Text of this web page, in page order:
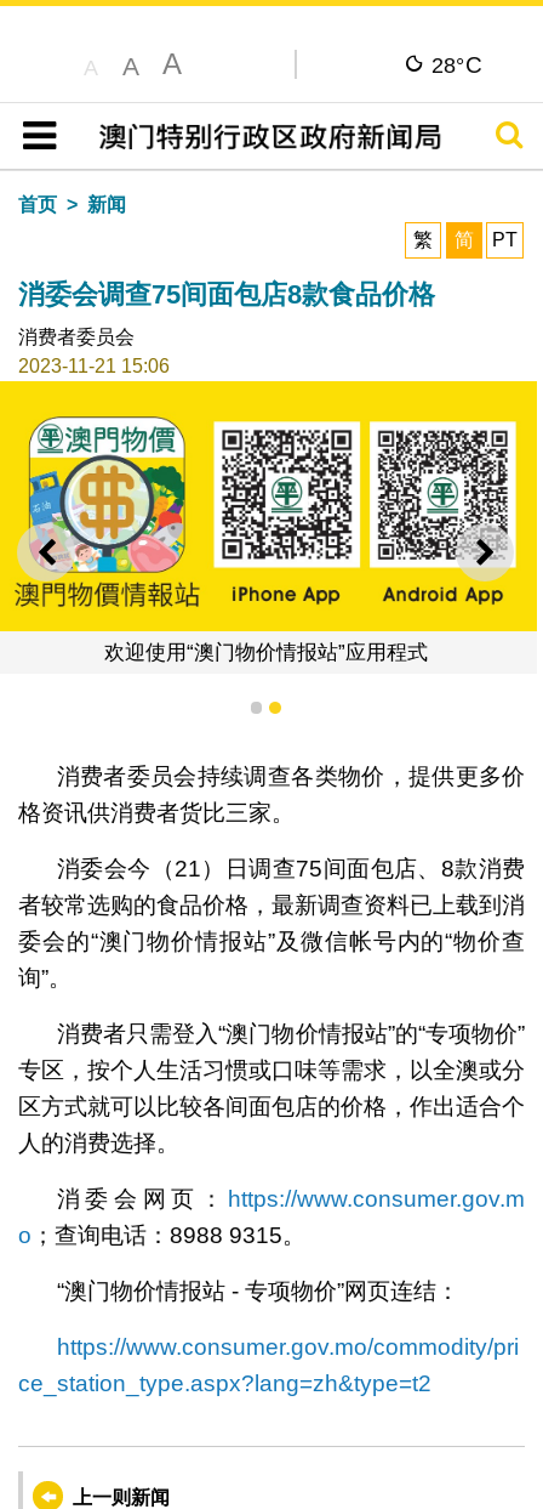
A A A 28°C
目录
搜寻
首页
新闻
繁
简 PT
消委会调查75间面包店8款食品价格
消费者委员会
2023-11-21 15:06
上一则 下一
欢迎使用“澳门物价情报站”应用程式
1 2
消费者委员会持续调查各类物价，提供更多价
格资讯供消费者货比三家。
消委会今（21）日调查75间面包店、8款消费
者较常选购的食品价格，最新调查资料已上载到消
委会的“澳门物价情报站”及微信帐号内的“物价查
询”。
消费者只需登入“澳门物价情报站”的“专项物价”
专区，按个人生活习惯或口味等需求，以全澳或分
区方式就可以比较各间面包店的价格，作出适合个
人的消费选择。
消委会网页：
https://www.consumer.gov.m
o ；查询电话：8988 9315。
“澳门物价情报站 - 专项物价”网页连结：
https://www.consumer.gov.mo/commodity/pri
ce_station_type.aspx?lang=zh&type=t2
上一则新闻